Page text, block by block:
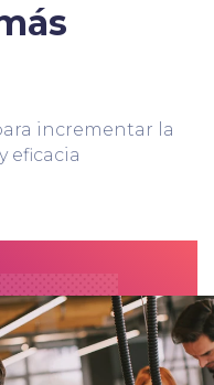
incrementar la
eficacia